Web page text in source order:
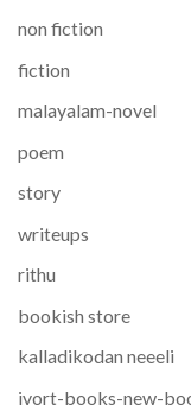
non fiction
fiction
malayalam-novel
poem
story
writeups
rithu
bookish store
kalladikodan neeeli
ivort-books-new-